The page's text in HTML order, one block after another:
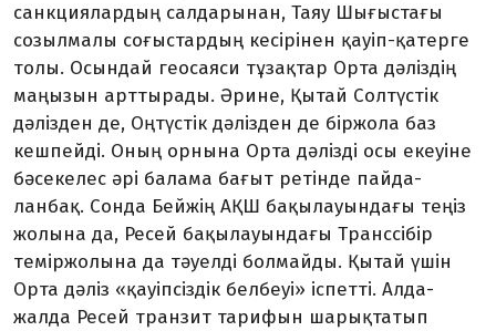
санкциялардың сал­дары­нан, Таяу Шығыстағы
созылмалы соғыстардың кесірінен қауіп-қатерге
толы. Осындай геосаяси тұзақтар Орта дәліздің
маңызын арттырады. Әрине, Қытай Солтүстік
дәлізден де, Оңтүстік дәлізден де біржола баз
кешпейді. Оның орнына Орта дәлізді осы екеуіне
бәсе­келес әрі балама бағыт ретінде пайда­
ланбақ. Сонда Бейжің АҚШ бақы­лауын­дағы теңіз
жолына да, Ресей бақы­лауындағы Транссібір
теміржолына да тәуелді болмайды. Қытай үшін
Орта дәліз «қауіпсіздік белбеуі» іспетті. Алда-
жалда Ресей транзит тарифын шарық­татып